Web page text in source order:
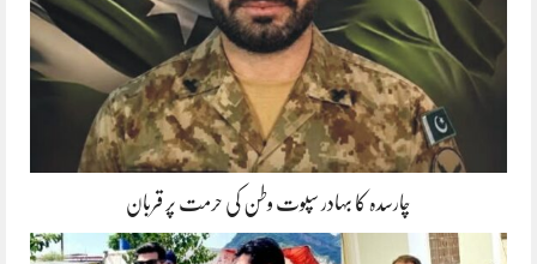
چارسدہ کا بہادر سپوت وطن کی حرمت پر قربان